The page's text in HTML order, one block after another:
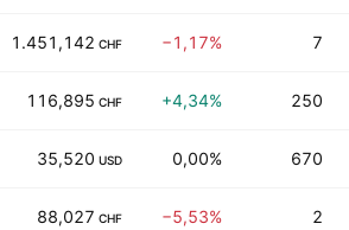
1.451,142 CHF −1,17% 7
116,895 CHF +4,34% 250
35,520 USD 0,00% 670
88,027 CHF −5,53% 2